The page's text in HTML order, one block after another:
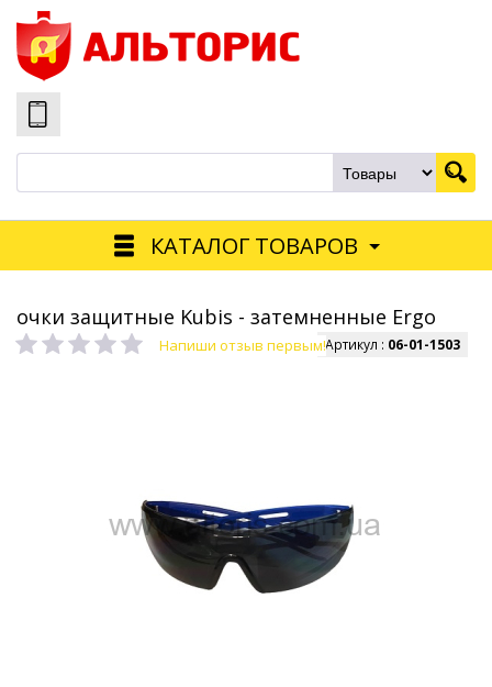
КАТАЛОГ ТОВАРОВ
очки защитные Kubis - затемненные Ergo
Напиши отзыв первым!Артикул : 06-01-1503